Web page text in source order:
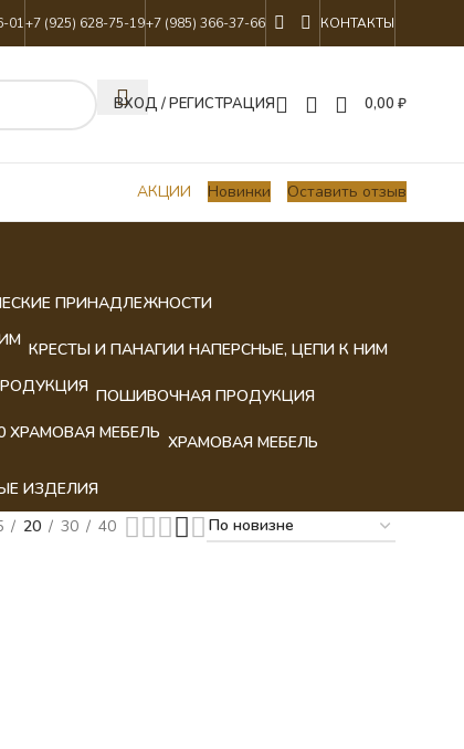
01+7 (925) 628-75-19+7 (985) 366-37-66 КОНТАКТЫ
ВХОД / РЕГИСТРАЦИЯ 0,00 ₽
АКЦИИ Новинки Оставить отзыв
ПРИНАДЛЕЖНОСТИ
КРЕСТЫ И ПАНАГИИ НАПЕРСНЫЕ, ЦЕПИ К НИМ
ПОШИВОЧНАЯ ПРОДУКЦИЯ
ХРАМОВАЯ МЕБЕЛЬ
ИЗДЕЛИЯ
20 30 40